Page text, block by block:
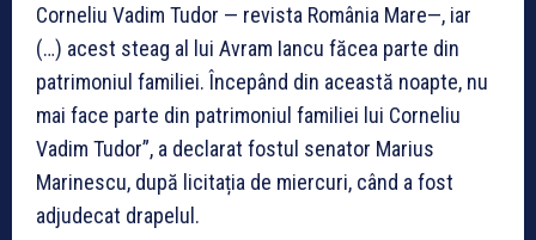
Corneliu Vadim Tudor — revista România Mare—, iar
(…) acest steag al lui Avram Iancu făcea parte din
patrimoniul familiei. Începând din această noapte, nu
mai face parte din patrimoniul familiei lui Corneliu
Vadim Tudor”, a declarat fostul senator Marius
Marinescu, după licitația de miercuri, când a fost
adjudecat drapelul.